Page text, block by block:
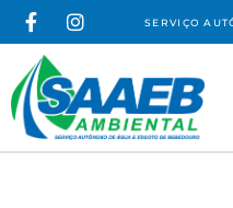
SERVIÇO